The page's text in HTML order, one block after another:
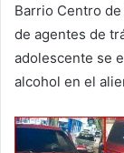
Barrio Centro
de agentes de
adolescente se
alcohol en el